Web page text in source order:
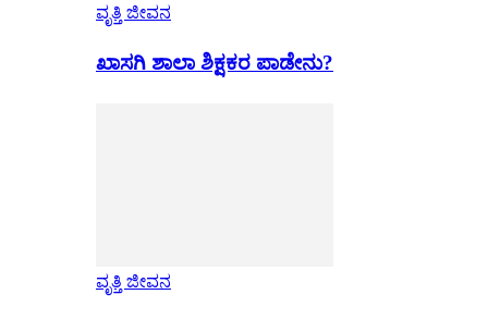
ವೃತ್ತಿ ಜೀವನ
ಖಾಸಗಿ ಶಾಲಾ ಶಿಕ್ಷಕರ ಪಾಡೇನು?
ವೃತ್ತಿ ಜೀವನ